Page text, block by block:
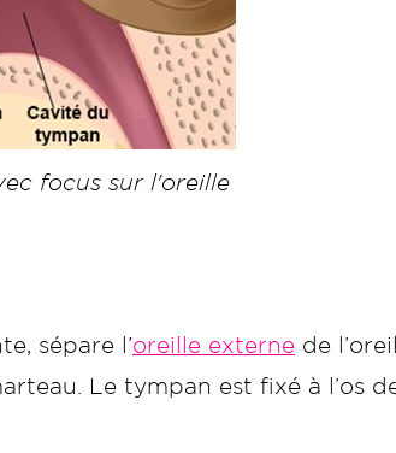
focus sur l'oreille
sépare l’oreille externe de
Le tympan est fixé à l’os